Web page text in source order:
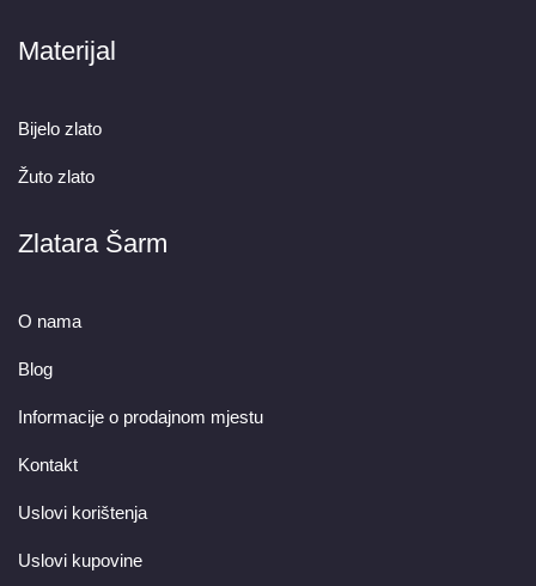
Materijal
Bijelo zlato
Žuto zlato
Zlatara Šarm
O nama
Blog
Informacije o prodajnom mjestu
Kontakt
Uslovi korištenja
Uslovi kupovine